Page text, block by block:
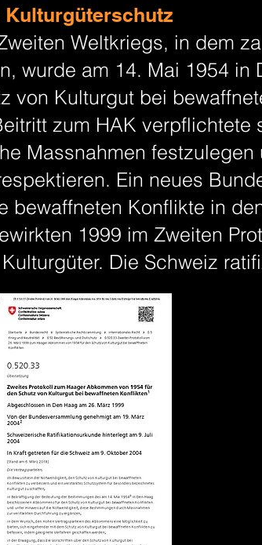
Kulturgüterschutz
Weltkriegs, in dem
wurde am 14. Mai 1954 in
von Kulturgut bei
zum HAK verpflichtete
Massnahmen
Ein neues
bewaffneten Konflikte in
1999 im Zweiten
Die Schweiz